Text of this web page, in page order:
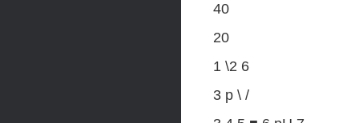
40
20
1 \2 6
3 р \ /